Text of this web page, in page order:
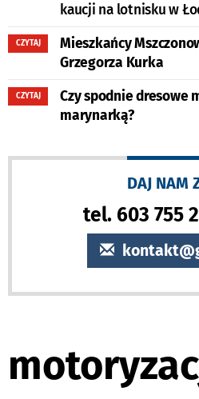
kaucji na lotnisku w
CZYTAJ
Mieszkańcy
Grzegorza Kurka
CZYTAJ
Czy spodnie dresowe
marynarką?
DAJ NAM
tel. 603 755